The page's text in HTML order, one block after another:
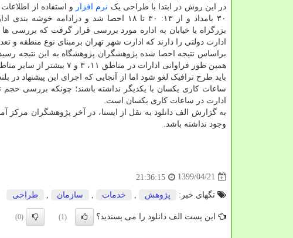
در این روش در ابتدا با طراحی یک نرم افزار
۳۰ بامداد و از ۱۳: ۳۰ تا ۱۸ احصا شد و
ادارت دولتی را دارند که ادارت شهر تهران برمبنای نوع منطقه
همین طور فراوانی ادارات
باید طرح ترافیک لغو شود اما از آنجایی که اجرای این پیشنهاد در
ساعات کاری یکسان با یکدیگر نداشته باشند؛ چونکه بررسی حجم
ادارت در ساعات کاری یکسان است.
به گزارش الف دانلود به نقل از ایسنا، در آخر پژوهشگران مرکز
وجود نداشته باشد.
1399/04/21
21:36:15
تگهای خبر: پژوهش خدمات سازمان طراحی
این پست الف دانلود را می پسندید؟ (1)
(0)